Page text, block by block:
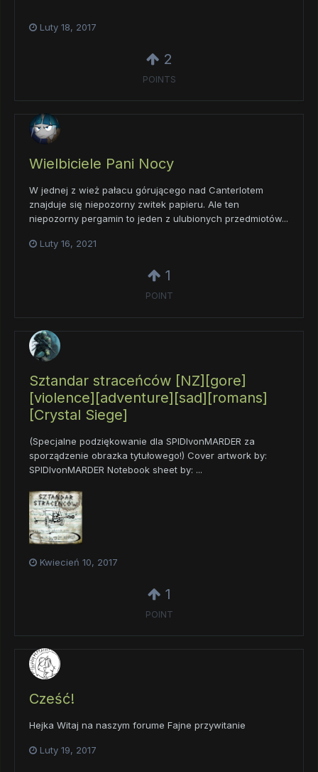
Luty 18, 2017
2
POINTS
Wielbiciele Pani Nocy
W jednej z wież pałacu górującego nad Canterlotem
znajduje się niepozorny zwitek papieru. Ale ten
niepozorny pergamin to jeden z ulubionych przedmiotów...
Luty 16, 2021
1
POINT
Sztandar straceńców [NZ][gore]
[violence][adventure][sad][romans]
[Crystal Siege]
(Specjalne podziękowanie dla SPIDIvonMARDER za
sporządzenie obrazka tytułowego!) Cover artwork by:
SPIDIvonMARDER Notebook sheet by: ...
Kwiecień 10, 2017
1
POINT
Cześć!
Hejka Witaj na naszym forume Fajne przywitanie
Luty 19, 2017